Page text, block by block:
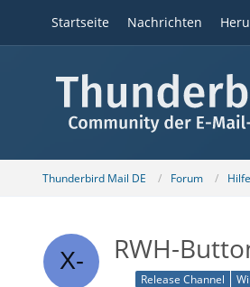
Startseite Nachrichten
Thunderbird Mail DE Forum
RWH-
Release Channel